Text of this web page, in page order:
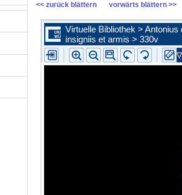
<< zurück blättern vorwärts blättern >>